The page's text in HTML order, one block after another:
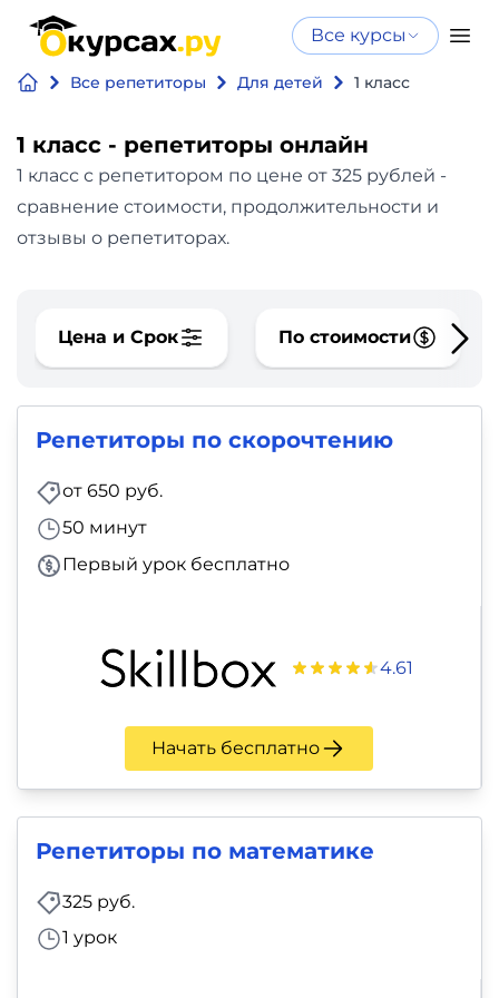
Все курсы
Все репетиторы Для детей 1 класс
1 класс - репетиторы онлайн
1 класс с репетитором по цене от 325 рублей -
сравнение стоимости, продолжительности и
отзывы о репетиторах.
Цена и Срок По стоимости
Репетиторы по скорочтению
от 650 руб.
50 минут
Первый урок бесплатно
4.61
Начать бесплатно
Репетиторы по математике
325 руб.
1 урок
Нейросеть
Программирование
Бизнес
Дизайн
Аналитика
фото,
аудио
Иностранный
язык
детей
Красота,
фитнес
искусственному